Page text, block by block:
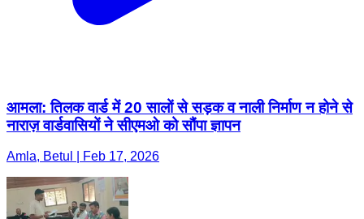
आमला: तिलक वार्ड में 20 सालों से सड़क व नाली निर्माण न होने से
नाराज़ वार्डवासियों ने सीएमओ को सौंपा ज्ञापन
Amla, Betul | Feb 17, 2026